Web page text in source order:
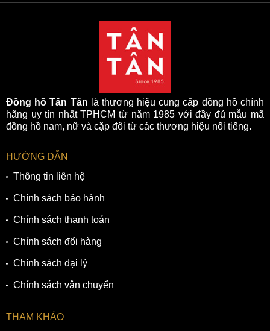
Đồng hồ Tân Tân là thương hiệu cung cấp đồng hồ chính
hãng uy tín nhất TPHCM từ năm 1985 với đầy đủ mẫu mã
đồng hồ nam, nữ và cặp đôi từ các thương hiệu nổi tiếng.
HƯỚNG DẪN
Thông tin liên hệ
Chính sách bảo hành
Chính sách thanh toán
Chính sách đổi hàng
Chính sách đại lý
Chính sách vận chuyển
THAM KHẢO